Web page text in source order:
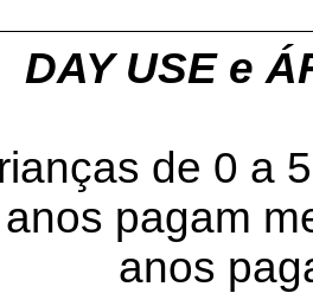
DAY USE e
de 0 a
pagam
anos